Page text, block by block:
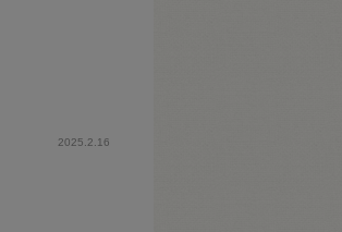
2025.2.16